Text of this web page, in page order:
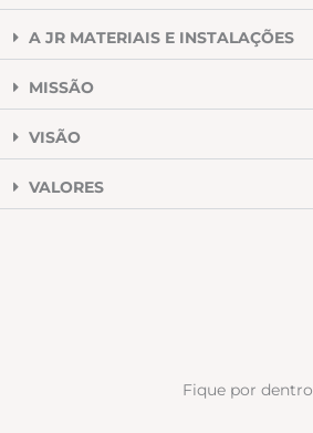
A JR MATERIAIS E INSTALAÇÕES
MISSÃO
VISÃO
VALORES
Fique por dentro